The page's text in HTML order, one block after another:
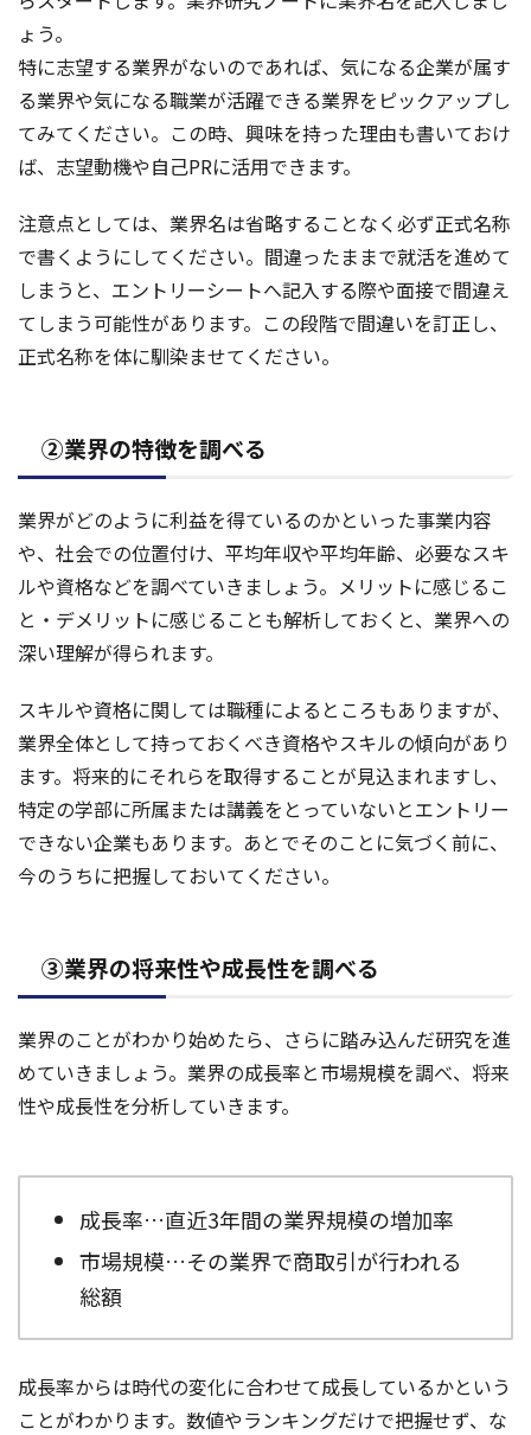
ょう。
特に志望する業界がないのであれば、気になる企業が属す
る業界や気になる職業が活躍できる業界をピックアップし
てみてください。この時、興味を持った理由も書いておけ
ば、志望動機や自己PRに活用できます。
注意点としては、業界名は省略することなく必ず正式名称
で書くようにしてください。間違ったままで就活を進めて
しまうと、エントリーシートへ記入する際や面接で間違え
てしまう可能性があります。この段階で間違いを訂正し、
正式名称を体に馴染ませてください。
②業界の特徴を調べる
業界がどのように利益を得ているのかといった事業内容
や、社会での位置付け、平均年収や平均年齢、必要なスキ
ルや資格などを調べていきましょう。メリットに感じるこ
と・デメリットに感じることも解析しておくと、業界への
深い理解が得られます。
スキルや資格に関しては職種によるところもありますが、
業界全体として持っておくべき資格やスキルの傾向があり
ます。将来的にそれらを取得することが見込まれますし、
特定の学部に所属または講義をとっていないとエントリー
できない企業もあります。あとでそのことに気づく前に、
今のうちに把握しておいてください。
③業界の将来性や成長性を調べる
業界のことがわかり始めたら、さらに踏み込んだ研究を進
めていきましょう。業界の成長率と市場規模を調べ、将来
性や成長性を分析していきます。
成長率…直近3年間の業界規模の増加率
市場規模…その業界で商取引が行われる
総額
成長率からは時代の変化に合わせて成長しているかという
ことがわかります。数値やランキングだけで把握せず、な